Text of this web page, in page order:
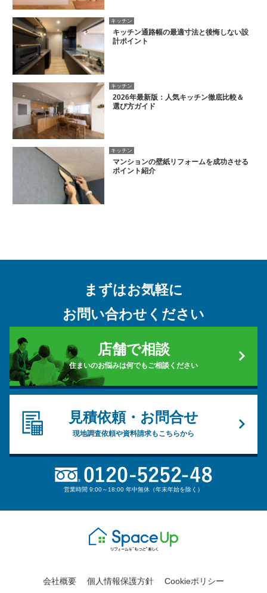
キッチン
キッチン通路幅の最適寸法と後悔しない設
計ポイント
キッチン
2026年最新版：人気キッチン徹底比較＆
選び方ガイド
キッチン
マンションの壁紙リフォームを成功させる
ポイント紹介
まずはお気軽に
お問い合わせください
店舗で相談
住まいのお悩みは何でもご相談ください
見積依頼・お問合せ
現地調査依頼や資料請求もこちらから
営業時間 9:00～18:00 年中無休（年末年始を除く）
会社概要 個人情報保護方針 Cookieポリシー